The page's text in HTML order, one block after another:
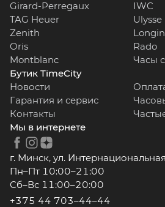
Girard-Perregaux
IWC
TAG Heuer
Zenith
Oris
Rado
Montblanc
Часы
Бутик TimeCity
Новости
Гарантия и сервис
Контакты
Мы в интернете
г. Минск, ул.
Пн–Пт 10:00–21:00
Сб–Вс 11:00–20:00
+375 44 703–44–44